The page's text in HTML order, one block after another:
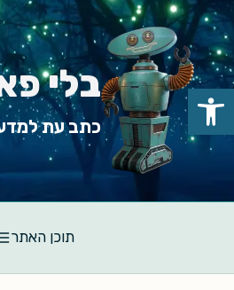
Skip
to
content
בלי
כתב עת למדע
תוכן האתר
פתח סרגל נגישות